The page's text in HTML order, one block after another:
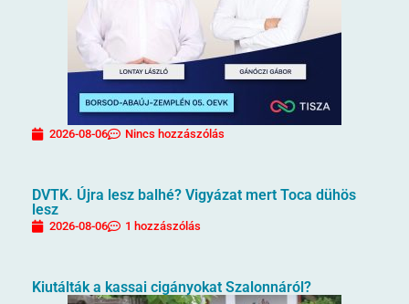
2026-08-06 Nincs hozzászólás
DVTK. Újra lesz balhé? Vigyázat mert Toca dühös
lesz
2026-08-06 1 hozzászólás
Kiutálták a kassai cigányokat Szalonnáról?